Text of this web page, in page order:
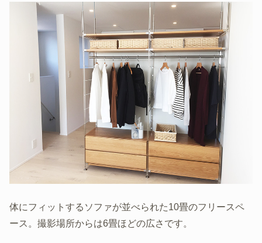
体にフィットするソファが並べられた10畳のフリースペ
ース。撮影場所からは6畳ほどの広さです。